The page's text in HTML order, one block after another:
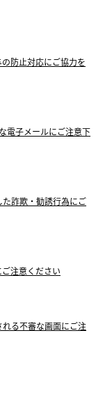
防止対応にご協力を
電子メールにご注意下
詐欺・勧誘行為にご
注意ください
る不審な画面にご注